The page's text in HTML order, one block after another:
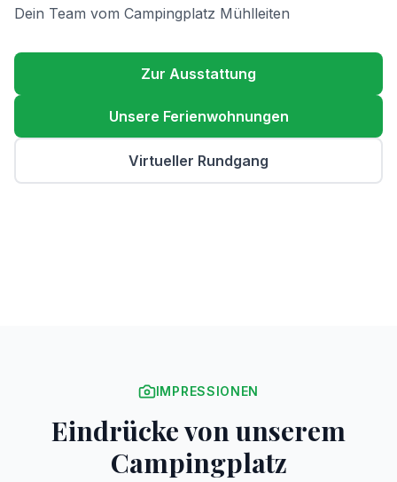
Dein Team vom Campingplatz Mühlleiten
Zur Ausstattung
Unsere Ferienwohnungen
Virtueller Rundgang
IMPRESSIONEN
Eindrücke von unserem
Campingplatz